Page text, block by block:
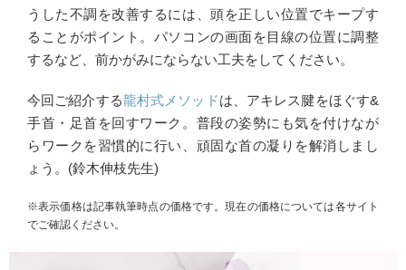
うした不調を改善するには、頭を正しい位置でキープす
ることがポイント。パソコンの画面を目線の位置に調整
するなど、前かがみにならない工夫をしてください。
今回ご紹介する龍村式メソッドは、アキレス腱をほぐす&
手首・足首を回すワーク。普段の姿勢にも気を付けなが
らワークを習慣的に行い、頑固な首の凝りを解消しまし
ょう。(鈴木伸枝先生)
※表示価格は記事執筆時点の価格です。現在の価格については各サイト
でご確認ください。